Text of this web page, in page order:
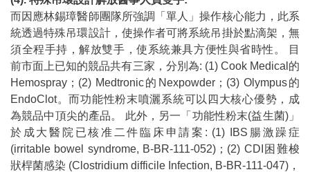
而因應林錫璋醫師團隊所強調「單人」操作核心能力，此系
統透過特殊吊環設計，使操作者可將系統吊掛於點滴架，無
須全程手持，解放雙手，使系統兼具方便性與省時性。 目
前市面上已知的競品共有三家，分別為: (1) Cook Medical的
Hemospray；(2) Medtronic的Nexpowder；(3) Olympus的
EndoClot。而功能性粉末噴灑系統可以四大核心優勢，成
為競品中頂尖的產品。 此外，另一「功能性粉末(益生菌)」
於成大醫院已核准二件臨床申請案: (1) IBS腸激躁症
(irritable bowel syndrome, B-BR-111-052)；(2) CDI困難梭
狀桿菌感染 (Clostridium difficile Infection, B-BR-111-047)，